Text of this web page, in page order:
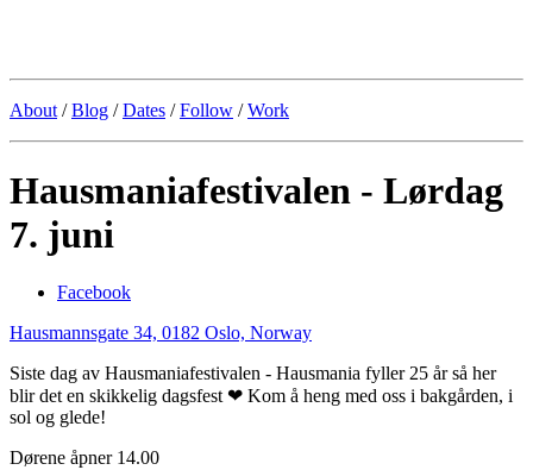
About/Blog /Dates /Follow /Work
Hausmaniafestivalen - Lørdag
7. juni
Facebook
Hausmannsgate 34, 0182 Oslo, Norway
Siste dag av Hausmaniafestivalen - Hausmania fyller 25 år så her
blir det en skikkelig dagsfest ❤ Kom å heng med oss i bakgården, i
sol og glede!
Dørene åpner 14.00